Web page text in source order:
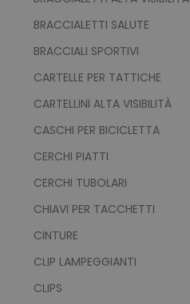
BRACCIALETTI SALUTE
BRACCIALI SPORTIVI
CARTELLE PER TATTICHE
CARTELLINI ALTA VISIBILITÀ
CASCHI PER BICICLETTA
CERCHI PIATTI
CERCHI TUBOLARI
CHIAVI PER TACCHETTI
CINTURE
CLIP LAMPEGGIANTI
CLIPS